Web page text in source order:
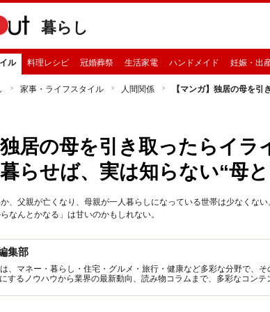
暮らし
ル 料理レシピ 冠婚葬祭 生活家電 ハンドメイド 妊娠・出
家事・ライフスタイル 人間関係 【マンガ】独居の母を
独居の母を引き取ったらイ
らせば、実は知らない“母
、父親が亡くなり、母親が一人暮らしになっている世帯は少なくな
なんとかなる」は甘いのかもしれない。
集部
は、マネー・暮らし・住宅・グルメ・旅行・健康など多彩な分野で、
するノウハウから業界の最新動向、読み物コラムまで、多彩なコン